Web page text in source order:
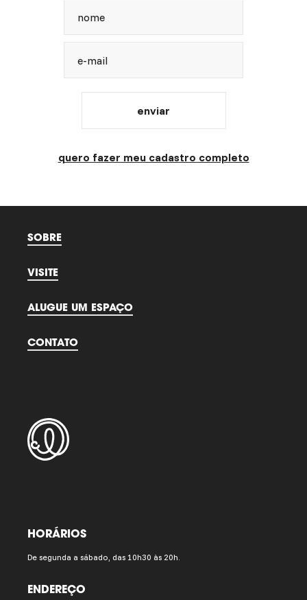
nome
e-mail
enviar
quero fazer meu cadastro completo
SOBRE
VISITE
ALUGUE UM ESPAÇO
CONTATO
HORÁRIOS
De segunda a sábado, das 10h30 às 20h.
ENDEREÇO